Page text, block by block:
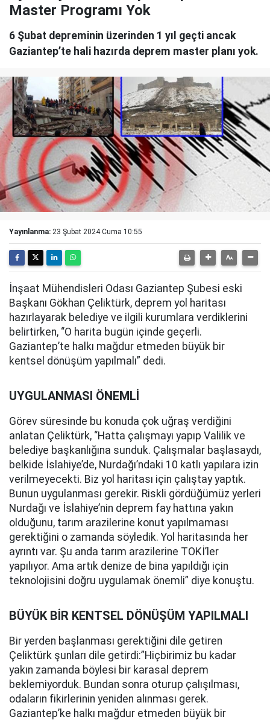
Master Programı Yok
6 Şubat depreminin üzerinden 1 yıl geçti ancak
Gaziantep’te hali hazırda deprem master planı yok.
Yayınlanma: 23 Şubat 2024 Cuma 10:55
İnşaat Mühendisleri Odası Gaziantep Şubesi eski
Başkanı Gökhan Çeliktürk, deprem yol haritası
hazırlayarak belediye ve ilgili kurumlara verdiklerini
belirtirken, “O harita bugün içinde geçerli.
Gaziantep’te halkı mağdur etmeden büyük bir
kentsel dönüşüm yapılmalı” dedi.
UYGULANMASI ÖNEMLİ
Görev süresinde bu konuda çok uğraş verdiğini
anlatan Çeliktürk, “Hatta çalışmayı yapıp Valilik ve
belediye başkanlığına sunduk. Çalışmalar başlasaydı,
belkide İslahiye’de, Nurdağı’ndaki 10 katlı yapılara izin
verilmeyecekti. Biz yol haritası için çalıştay yaptık.
Bunun uygulanması gerekir. Riskli gördüğümüz yerleri
Nurdağı ve İslahiye’nin deprem fay hattına yakın
olduğunu, tarım arazilerine konut yapılmaması
gerektiğini o zamanda söyledik. Yol haritasında her
ayrıntı var. Şu anda tarım arazilerine TOKİ’ler
yapılıyor. Ama artık denize de bina yapıldığı için
teknolojisini doğru uygulamak önemli” diye konuştu.
BÜYÜK BİR KENTSEL DÖNÜŞÜM YAPILMALI
Bir yerden başlanması gerektiğini dile getiren
Çeliktürk şunları dile getirdi:”Hiçbirimiz bu kadar
yakın zamanda böylesi bir karasal deprem
beklemiyorduk. Bundan sonra oturup çalışılması,
odaların fikirlerinin yeniden alınması gerek.
Gaziantep’ke halkı mağdur etmeden büyük bir